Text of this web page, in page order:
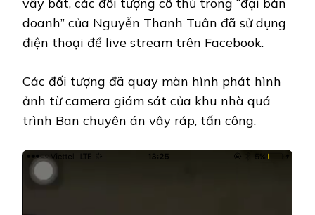
doanh” của Nguyễn Thanh Tuân đã sử dụng
điện thoại để live stream trên Facebook.
Các đối tượng đã quay màn hình phát hình
ảnh từ camera giám sát của khu nhà quá
trình Ban chuyên án vây ráp, tấn công.